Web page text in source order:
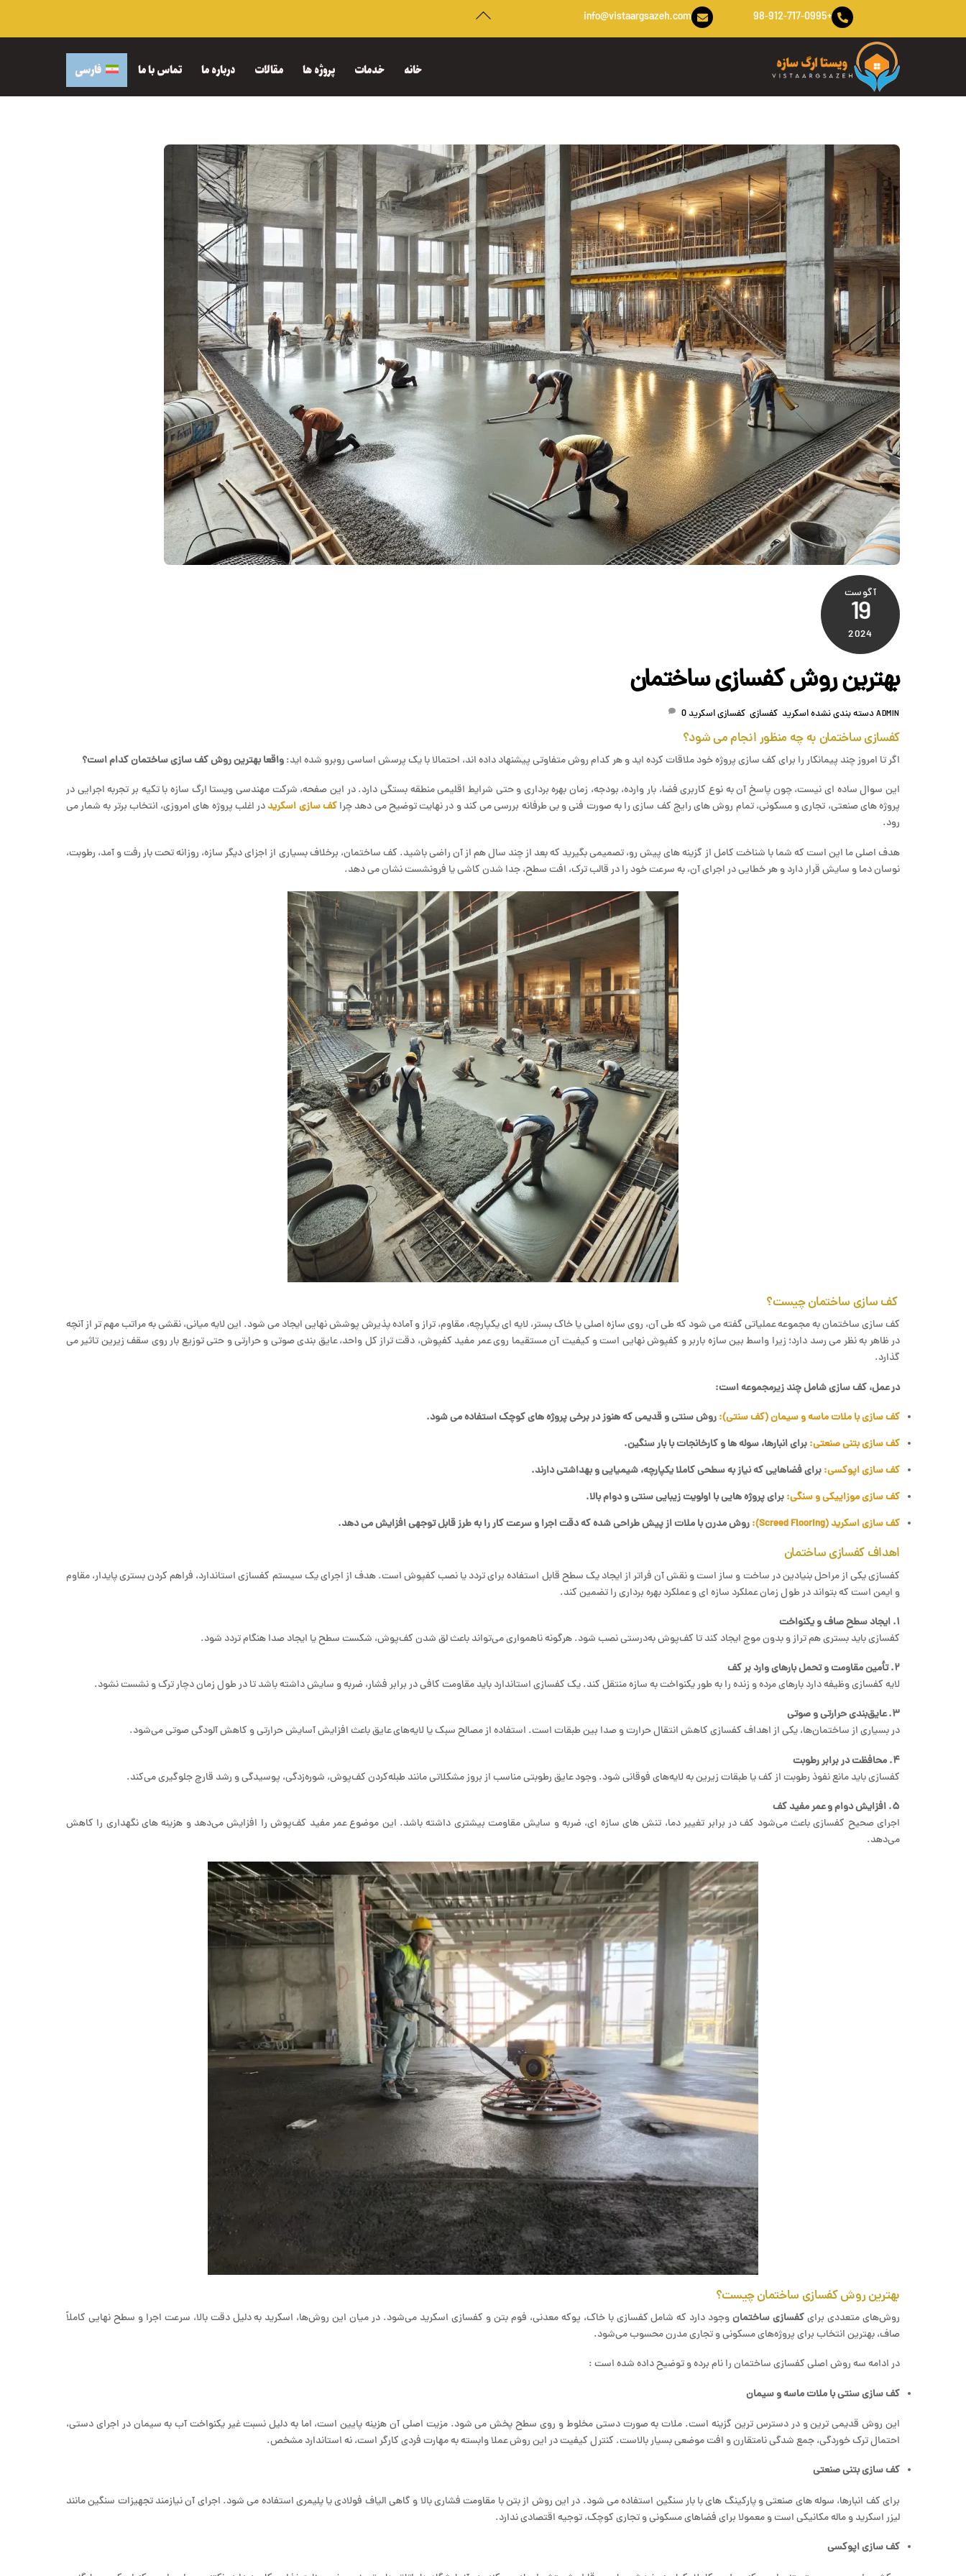
content
+98-912-717-0995
info@vistaargsazeh.com
خانه خدمات پروژه ها مقالات درباره ما تماس با ما فارسی
آگوست
19
2024
بهترین روش کفسازی ساختمان
ADMINدسته بندی نشدهاسکرید, کفسازی, کفسازی اسکرید0
کفسازی ساختمان به چه منظور انجام می شود؟
اگر تا امروز چند پیمانکار را برای کف سازی پروژه خود ملاقات کرده اید و هر کدام روش متفاوتی پیشنهاد داده اند، احتمالا با یک پرسش اساسی روبرو شده اید:واقعا بهترین روش کف سازی ساختمان کدام است؟
این سوال ساده ای نیست، چون پاسخ آن به نوع کاربری فضا، بار وارده، بودجه، زمان بهره برداری و حتی شرایط اقلیمی منطقه بستگی دارد. در این صفحه، شرکت مهندسی ویستا ارگ سازه با تکیه بر تجربه اجرایی در
پروژه های صنعتی، تجاری و مسکونی، تمام روش های رایج کف سازی را به صورت فنی و بی طرفانه بررسی می کند و در نهایت توضیح می دهد چراکف سازی اسکریددر اغلب پروژه های امروزی، انتخاب برتر به شمار می
رود.
هدف اصلی ما این است که شما با شناخت کامل از گزینه های پیش رو، تصمیمی بگیرید که بعد از چند سال هم از آن راضی باشید. کف ساختمان، برخلاف بسیاری از اجزای دیگر سازه، روزانه تحت بار رفت و آمد، رطوبت،
نوسان دما و سایش قرار دارد و هر خطایی در اجرای آن، به سرعت خود را در قالب ترک، افت سطح، جدا شدن کاشی یا فرونشست نشان می دهد.
کف سازی ساختمان چیست؟
کف سازی ساختمان به مجموعه عملیاتی گفته می شود که طی آن، روی سازه اصلی یا خاک بستر، لایه ای یکپارچه، مقاوم، تراز و آماده پذیرش پوشش نهایی ایجاد می شود. این لایه میانی، نقشی به مراتب مهم تر از آنچه
در ظاهر به نظر می رسد دارد؛ زیرا واسط بین سازه باربر و کفپوش نهایی است و کیفیت آن مستقیما روی عمر مفید کفپوش، دقت تراز کل واحد، عایق بندی صوتی و حرارتی و حتی توزیع بار روی سقف زیرین تاثیر می
گذارد.
در عمل، کف سازی شامل چند زیرمجموعه است:
کف سازی با ملات ماسه و سیمان (کف سنتی):روش سنتی و قدیمی که هنوز در برخی پروژه های کوچک استفاده می شود.
کف سازی بتنی صنعتی:برای انبارها، سوله ها و کارخانجات با بار سنگین.
کف سازی اپوکسی:برای فضاهایی که نیاز به سطحی کاملا یکپارچه، شیمیایی و بهداشتی دارند.
کف سازی موزاییکی و سنگی:برای پروژه هایی با اولویت زیبایی سنتی و دوام بالا.
کف سازی اسکرید(Screed Flooring): روش مدرن با ملات از پیش طراحی شده که دقت اجرا و سرعت کار را به طرز قابل توجهی افزایش می دهد.
اهداف کفسازی ساختمان
کفسازی یکی از مراحل بنیادین در ساخت ‌و ساز است و نقش آن فراتر از ایجاد یک سطح قابل ‌استفاده برای تردد یا نصب کفپوش است. هدف از اجرای یک سیستم کفسازی استاندارد، فراهم ‌کردن بستری پایدار، مقاوم
و ایمن است که بتواند در طول زمان عملکرد سازه‌ ای و عملکرد بهره‌ برداری را تضمین کند.
۱.ایجاد سطح صاف و یکنواخت
کفسازی باید بستری هم‌ تراز و بدون موج ایجاد کند تا کف‌پوش به‌درستی نصب شود. هرگونه ناهمواری می‌تواند باعث لق‌ شدن کف‌پوش، شکست سطح یا ایجاد صدا هنگام تردد شود.
۲.تأمین مقاومت و تحمل بارهای وارد بر کف
لایه کفسازی وظیفه دارد بارهای مرده و زنده را به‌ طور یکنواخت به سازه منتقل کند. یک کفسازی استاندارد باید مقاومت کافی در برابر فشار، ضربه و سایش داشته باشد تا در طول زمان دچار ترک و نشست نشود.
۳.عایق‌بندی حرارتی و صوتی
در بسیاری از ساختمان‌ها، یکی از اهداف کفسازی کاهش انتقال حرارت و صدا بین طبقات است. استفاده از مصالح سبک یا لایه‌های عایق باعث افزایش آسایش حرارتی و کاهش آلودگی صوتی می‌شود.
۴.محافظت در برابر رطوبت
کفسازی باید مانع نفوذ رطوبت از کف یا طبقات زیرین به لایه‌های فوقانی شود. وجود عایق رطوبتی مناسب از بروز مشکلاتی مانند طبله‌کردن کف‌پوش، شوره‌زدگی، پوسیدگی و رشد قارچ جلوگیری می‌کند.
۵.افزایش دوام و عمر مفید کف
اجرای صحیح کفسازی باعث می‌شود کف در برابر تغییر دما، تنش‌ های سازه‌ ای، ضربه و سایش مقاومت بیشتری داشته باشد. این موضوع عمر مفید کف‌پوش را افزایش می‌دهد و هزینه‌ های نگهداری را کاهش
می‌دهد.
بهترین روش کفسازی ساختمان چیست؟
روش‌های متعددی برایکفسازی ساختمانوجود دارد که شامل کفسازی با خاک، پوکه معدنی، فوم بتن و کفسازی اسکرید می‌شود. در میان این روش‌ها، اسکرید به دلیل دقت بالا، سرعت اجرا و سطح نهایی کاملاً
صاف، بهترین انتخاب برای پروژه‌های مسکونی و تجاری مدرن محسوب می‌شود.
در ادامه سه روش اصلی کفسازی ساختمان را نام برده و توضیح داده‌ شده است :
کف سازی سنتی با ملات ماسه و سیمان
این روش قدیمی ترین و در دسترس ترین گزینه است. ملات به صورت دستی مخلوط و روی سطح پخش می شود. مزیت اصلی آن هزینه پایین است، اما به دلیل نسبت غیر یکنواخت آب به سیمان در اجرای دستی،
احتمال ترک خوردگی، جمع شدگی نامتقارن و افت موضعی بسیار بالاست. کنترل کیفیت در این روش عملا وابسته به مهارت فردی کارگر است، نه استاندارد مشخص.
کف سازی بتنی صنعتی
برای کف انبارها، سوله های صنعتی و پارکینگ های با بار سنگین استفاده می شود. در این روش از بتن با مقاومت فشاری بالا و گاهی الیاف فولادی یا پلیمری استفاده می شود. اجرای آن نیازمند تجهیزات سنگین مانند
لیزر اسکرید و ماله مکانیکی است و معمولا برای فضاهای مسکونی و تجاری کوچک، توجیه اقتصادی ندارد.
کف سازی اپوکسی
Back